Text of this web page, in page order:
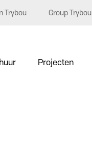
Trybou Group Trybou
Projecten